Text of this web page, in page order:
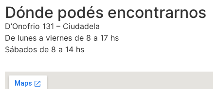
Dónde podés encontrarnos
D’Onofrio 131 – Ciudadela
De lunes a viernes de 8 a 17 hs
Sábados de 8 a 14 hs